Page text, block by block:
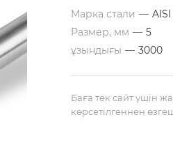
Марка стали —
Размер, мм — 5
ұзындығы — 3000
Баға тек сайт үшін
көрсетілгеннен